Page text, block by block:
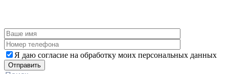
Я даю согласие на обработку моих персональных данных